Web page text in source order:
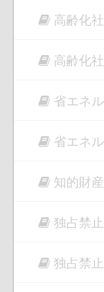
高齢化
高齢化
省エネ
省エネ
知的財
独占禁
独占禁